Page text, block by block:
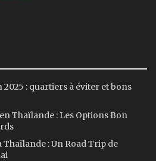
: quartiers à éviter et bons
Thaïlande : Les Options Bon
: Un Road Trip de